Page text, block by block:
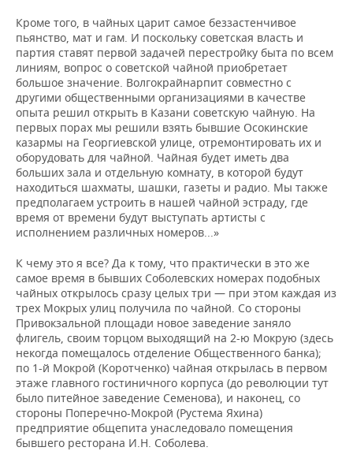
Кроме того, в чайных царит самое беззастенчивое
пьянство, мат и гам. И поскольку советская власть и
партия ставят первой задачей перестройку быта по всем
линиям, вопрос о советской чайной приобретает
большое значение. Волгокрайнарпит совместно с
другими общественными организациями в качестве
опыта решил открыть в Казани советскую чайную. На
первых порах мы решили взять бывшие Осокинские
казармы на Георгиевской улице, отремонтировать их и
оборудовать для чайной. Чайная будет иметь два
больших зала и отдельную комнату, в которой будут
находиться шахматы, шашки, газеты и радио. Мы также
предполагаем устроить в нашей чайной эстраду, где
время от времени будут выступать артисты с
исполнением различных номеров...»
К чему это я все? Да к тому, что практически в это же
самое время в бывших Соболевских номерах подобных
чайных открылось сразу целых три — при этом каждая из
трех Мокрых улиц получила по чайной. Со стороны
Привокзальной площади новое заведение заняло
флигель, своим торцом выходящий на 2-ю Мокрую (здесь
некогда помещалось отделение Общественного банка);
по 1-й Мокрой (Коротченко) чайная открылась в первом
этаже главного гостиничного корпуса (до революции тут
было питейное заведение Семенова), и наконец, со
стороны Поперечно-Мокрой (Рустема Яхина)
предприятие общепита унаследовало помещения
бывшего ресторана И.Н. Соболева.